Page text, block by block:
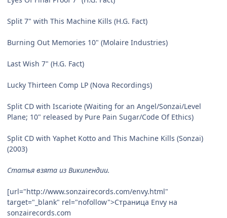
Split 7" with This Machine Kills (H.G. Fact)
Burning Out Memories 10" (Molaire Industries)
Last Wish 7" (H.G. Fact)
Lucky Thirteen Comp LP (Nova Recordings)
Split CD with Iscariote (Waiting for an Angel/Sonzai/Level
Plane; 10" released by Pure Pain Sugar/Code Of Ethics)
Split CD with Yaphet Kotto and This Machine Kills (Sonzai)
(2003)
Статья взята из Википендии.
[url="http://www.sonzairecords.com/envy.html"
target="_blank" rel="nofollow">Страница Envy на
sonzairecords.com